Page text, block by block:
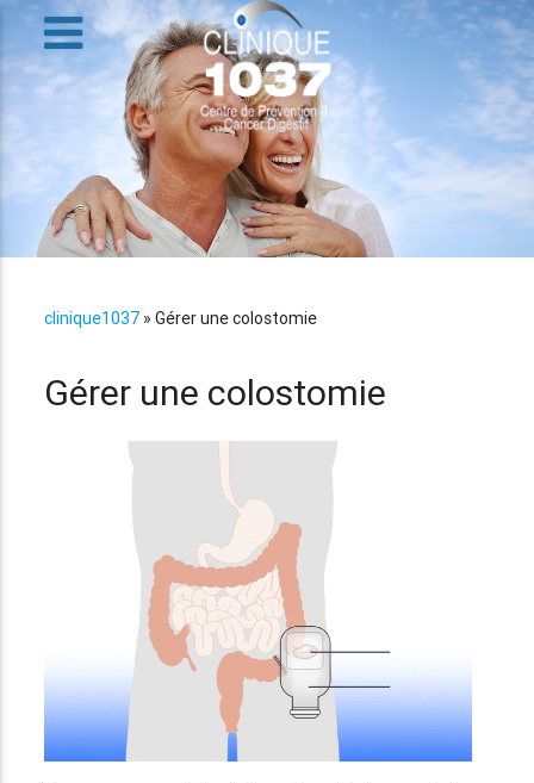
clinique1037 »Gérer une colostomie
Gérer une colostomie